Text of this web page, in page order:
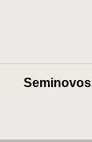
Seminovos